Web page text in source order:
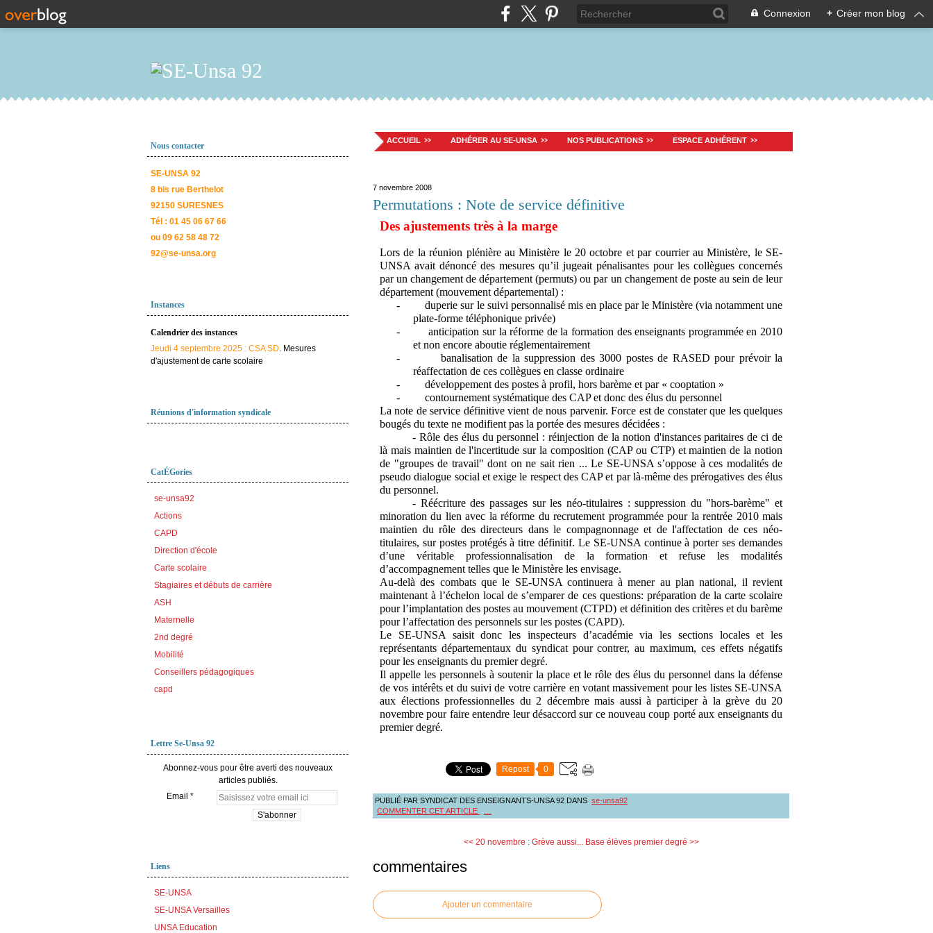
Connexion + Créer mon blog
Nous contacter
SE-UNSA 92
8 bis rue Berthelot
92150 SURESNES
Tél : 01 45 06 67 66
ou 09 62 58 48 72
92@se-unsa.org
Instances
Calendrier des instances
Jeudi 4 septembre 2025 : CSA SD. Mesures
d'ajustement de carte scolaire
Réunions d'information syndicale
CatÉGories
se-unsa92
Actions
CAPD
Direction d'école
Carte scolaire
Stagiaires et débuts de carrière
ASH
Maternelle
2nd degré
Mobilité
Conseillers pédagogiques
capd
Lettre Se-Unsa 92
Abonnez-vous pour être averti des nouveaux
articles publiés.
Email
Liens
SE-UNSA
SE-UNSA Versailles
UNSA Education
ACCUEIL ADHÉRER AU SE-UNSA NOS PUBLICATIONS ESPACE ADHÉRENT
7 novembre 2008
Permutations : Note de service définitive
Des ajustements très à la marge
Lors de la réunion plénière au Ministère le 20 octobre et par courrier au Ministère, le SE-
UNSA avait dénoncé des mesures qu’il jugeait pénalisantes pour les collègues concernés
par un changement de département (permuts) ou par un changement de poste au sein de leur
département (mouvement départemental) :
-
duperie sur le suivi personnalisé mis en place par le Ministère (via notamment une
plate-forme téléphonique privée)
-
anticipation sur la réforme de la formation des enseignants programmée en 2010
et non encore aboutie réglementairement
-
banalisation de la suppression des 3000 postes de RASED pour prévoir la
réaffectation de ces collègues en classe ordinaire
-
développement des postes à profil, hors barème et par « cooptation »
-
contournement systématique des CAP et donc des élus du personnel
La note de service définitive vient de nous parvenir. Force est de constater que les quelques
bougés du texte ne modifient pas la portée des mesures décidées :
- Rôle des élus du personnel : réinjection de la notion d'instances paritaires de ci de
là mais maintien de l'incertitude sur la composition (CAP ou CTP) et maintien de la notion
de "groupes de travail" dont on ne sait rien ... Le SE-UNSA s’oppose à ces modalités de
pseudo dialogue social et exige le respect des CAP et par là-même des prérogatives des élus
du personnel.
- Réécriture des passages sur les néo-titulaires : suppression du "hors-barème" et
minoration du lien avec la réforme du recrutement programmée pour la rentrée 2010 mais
maintien du rôle des directeurs dans le compagnonnage et de l'affectation de ces néo-
titulaires, sur postes protégés à titre définitif. Le SE-UNSA continue à porter ses demandes
d’une véritable professionnalisation de la formation et refuse les modalités
d’accompagnement telles que le Ministère les envisage.
Au-delà des combats que le SE-UNSA continuera à mener au plan national, il revient
maintenant à l’échelon local de s’emparer de ces questions: préparation de la carte scolaire
pour l’implantation des postes au mouvement (CTPD) et définition des critères et du barème
pour l’affectation des personnels sur les postes (CAPD).
Le SE-UNSA saisit donc les inspecteurs d’académie via les sections locales et les
représentants départementaux du syndicat pour contrer, au maximum, ces effets négatifs
pour les enseignants du premier degré.
Il appelle les personnels à soutenir la place et le rôle des élus du personnel dans la défense
de vos intérêts et du suivi de votre carrière en votant massivement pour les listes SE-UNSA
aux élections professionnelles du 2 décembre mais aussi à participer à la grève du 20
novembre pour faire entendre leur désaccord sur ce nouveau coup porté aux enseignants du
premier degré.
Repost 0
PUBLIÉ PAR SYNDICAT DES ENSEIGNANTS-UNSA 92 DANS se-unsa92
COMMENTER CET ARTICLE
<< 20 novembre : Grève aussi... Base élèves premier degré >>
commentaires
Ajouter un commentaire